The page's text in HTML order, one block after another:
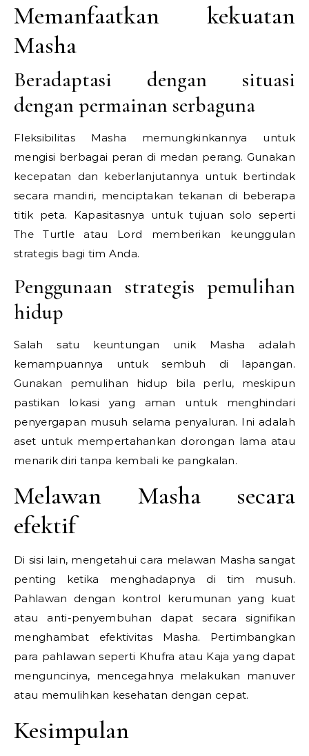
Memanfaatkan kekuatan
Masha
Beradaptasi dengan situasi
dengan permainan serbaguna
Fleksibilitas Masha memungkinkannya untuk
mengisi berbagai peran di medan perang. Gunakan
kecepatan dan keberlanjutannya untuk bertindak
secara mandiri, menciptakan tekanan di beberapa
titik peta. Kapasitasnya untuk tujuan solo seperti
The Turtle atau Lord memberikan keunggulan
strategis bagi tim Anda.
Penggunaan strategis pemulihan
hidup
Salah satu keuntungan unik Masha adalah
kemampuannya untuk sembuh di lapangan.
Gunakan pemulihan hidup bila perlu, meskipun
pastikan lokasi yang aman untuk menghindari
penyergapan musuh selama penyaluran. Ini adalah
aset untuk mempertahankan dorongan lama atau
menarik diri tanpa kembali ke pangkalan.
Melawan Masha secara
efektif
Di sisi lain, mengetahui cara melawan Masha sangat
penting ketika menghadapnya di tim musuh.
Pahlawan dengan kontrol kerumunan yang kuat
atau anti-penyembuhan dapat secara signifikan
menghambat efektivitas Masha. Pertimbangkan
para pahlawan seperti Khufra atau Kaja yang dapat
menguncinya, mencegahnya melakukan manuver
atau memulihkan kesehatan dengan cepat.
Kesimpulan